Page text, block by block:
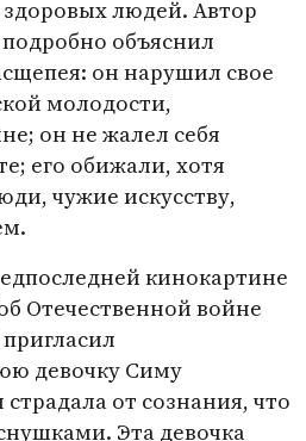
людей. Автор
объяснил
он нарушил свое
молодости,
он не жалел себя
его обижали, хотя
чужие искусству,
кинокартине
Отечественной войне
девочку Симу
от сознания, что
Эта девочка